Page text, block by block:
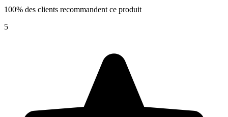
100% des clients recommandent ce produit
5